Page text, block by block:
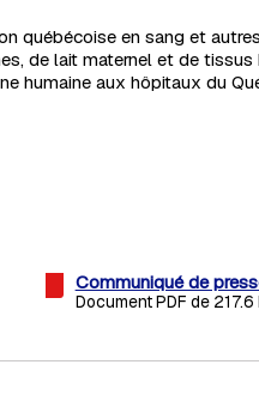
en sang et
de lait maternel et de
humaine aux hôpitaux du
Communiqué de
Document PDF de 217.6